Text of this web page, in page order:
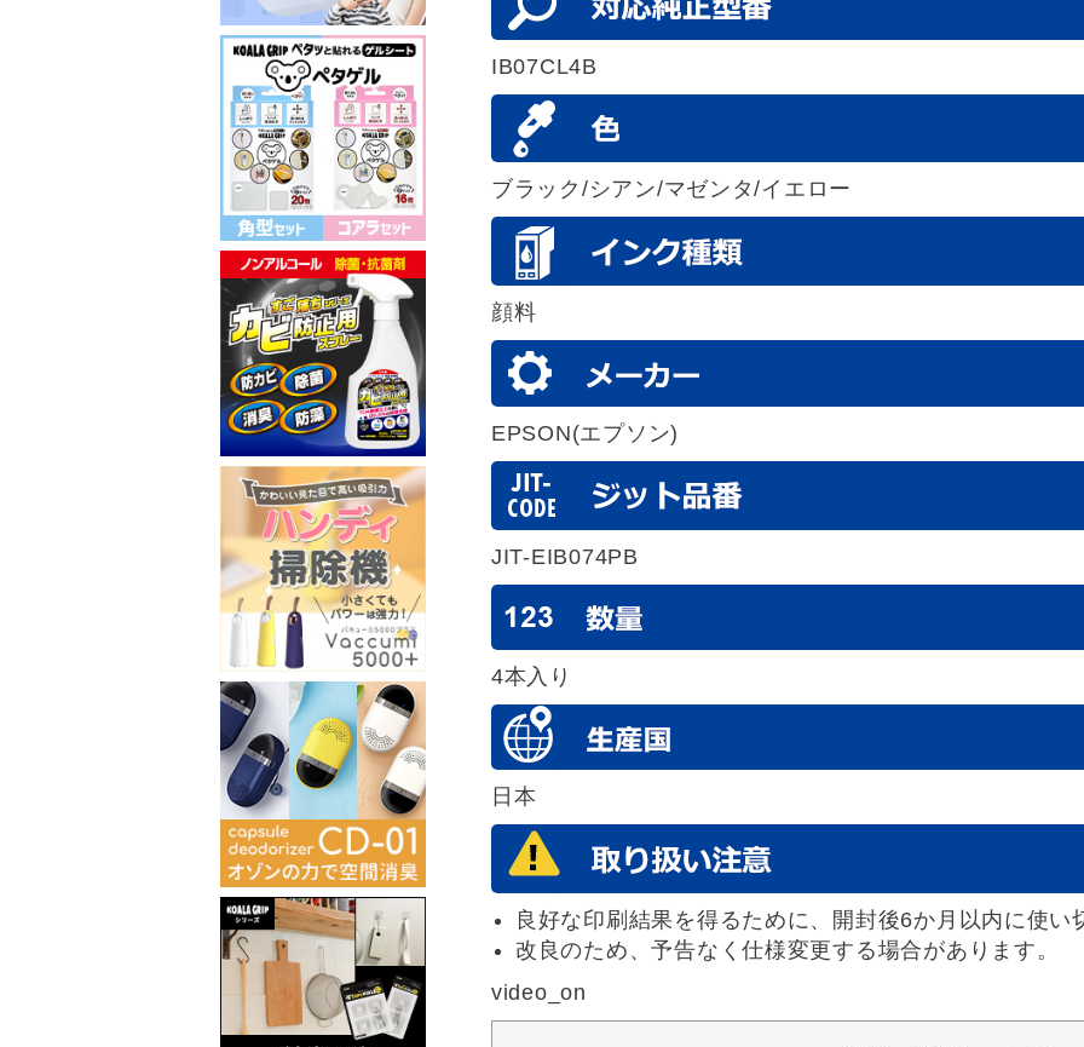
IB07CL4B
ブラック/シアン/マゼンタ/イエロー
顔料
EPSON(エプソン)
JIT-EIB074PB
4本入り
日本
良好な印刷結果を得るために、開封後6か月以内に使い
改良のため、予告なく仕様変更する場合があります。
video_on